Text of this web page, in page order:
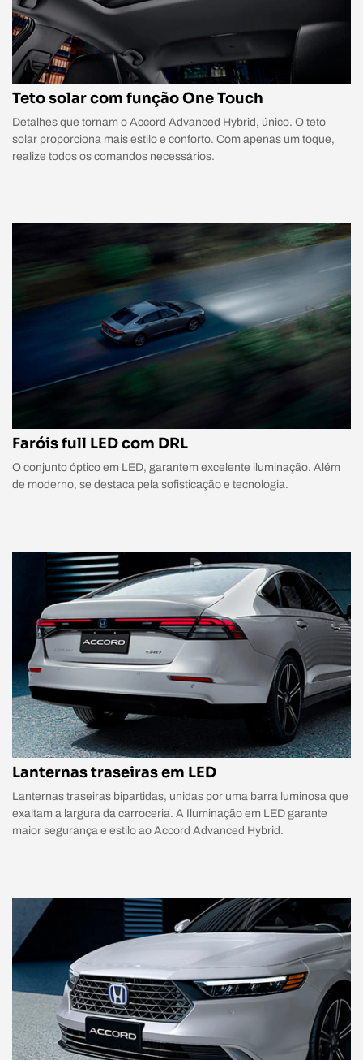
Teto solar com função One Touch
Detalhes que tornam o Accord Advanced Hybrid, único. O teto
solar proporciona mais estilo e conforto. Com apenas um toque,
realize todos os comandos necessários.
Faróis full LED com DRL
O conjunto óptico em LED, garantem excelente iluminação. Além
de moderno, se destaca pela sofisticação e tecnologia.
Lanternas traseiras em LED
Lanternas traseiras bipartidas, unidas por uma barra luminosa que
exaltam a largura da carroceria. A Iluminação em LED garante
maior segurança e estilo ao Accord Advanced Hybrid.